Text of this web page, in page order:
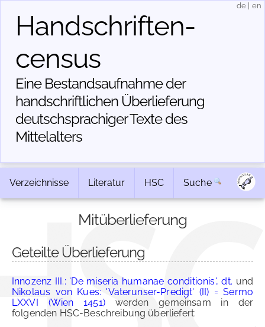
Handschriften­
census
Eine Bestandsaufnahme der
handschriftlichen Über­lieferung
deutschsprachiger Texte des
Mittelalters
de en
Verzeichnisse Literatur HSC Suche
Mitüberlieferung
Geteilte Überlieferung
Innozenz III.: 'De miseria humanae conditionis', dt. und
Nikolaus von Kues: 'Vaterunser-Predigt' (II) = Sermo
LXXVI (Wien 1451)werden gemeinsam in der
folgenden HSC-Beschreibung überliefert: